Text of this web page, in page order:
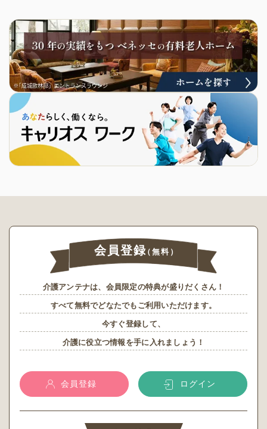
会員登録（無料）
介護アンテナは、会員限定の特典が盛りだくさん！
すべて無料でどなたでもご利用いただけます。
今すぐ登録して、
介護に役立つ情報を手に入れましょう！
会員登録 ログイン